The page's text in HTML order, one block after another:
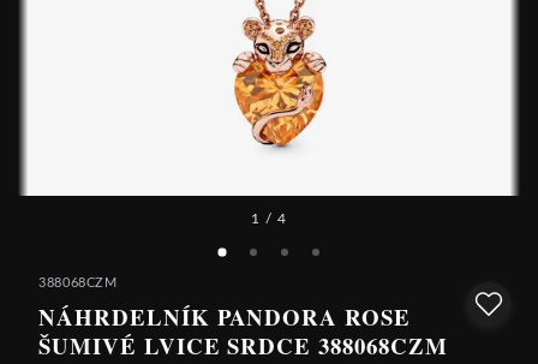
1 / 4
388068CZM
NÁHRDELNÍK PANDORA ROSE
ŠUMIVÉ LVICE SRDCE 388068CZM